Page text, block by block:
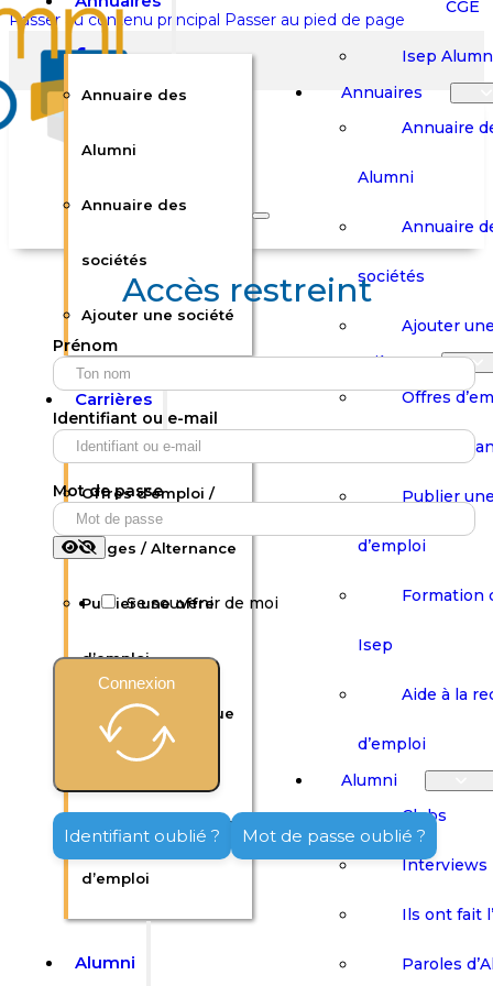
Passer au contenu principal Passer au pied de page
Rechercher sur le site
Rechercher
Votre panier est vide.
Boutique
Panier
Boutique
Annuaire des
Alumni
Annuaire des
sociétés
Ajouter une société
Carrières
Offres d’emploi /
Stages / Alternance
Publier une offre
d’emploi
Formation continue
Aide à la recherche
d’emploi
Alumni
CGE
Isep
Annuaires
Annuaire
Alumni
Annuaire
sociétés
Ajouter
Carrières
Offres
Stages /
Publier
d’emploi
Formation
Isep
Aide à la
d’emploi
Alumni
Clubs
Interviews
Ils ont fait
Paroles
Accès restreint
Prénom
Identifiant ou e-mail
Mot de passe
Se souvenir de moi
Connexion
Identifiant oublié ? Mot de passe oublié ?